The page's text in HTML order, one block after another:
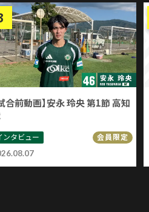
合前動画】安永 玲央 第1節 高知
ンタビュー 会員限定